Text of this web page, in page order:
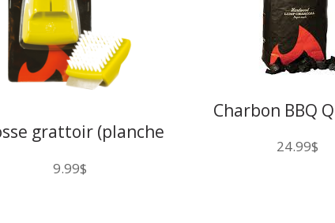
grattoir (planche
9.99$
Charbon BBQ
24.99$